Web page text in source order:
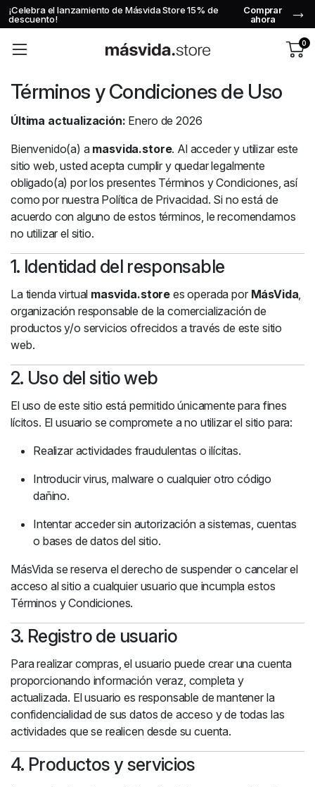
¡Celebra el lanzamiento de Másvida Store 15% de
descuento!
Comprar
ahora
0
Términos y Condiciones de Uso
Última actualización: Enero de 2026
Bienvenido(a) a masvida.store. Al acceder y utilizar este
sitio web, usted acepta cumplir y quedar legalmente
obligado(a) por los presentes Términos y Condiciones, así
como por nuestra Política de Privacidad. Si no está de
acuerdo con alguno de estos términos, le recomendamos
no utilizar el sitio.
1. Identidad del responsable
La tienda virtual masvida.store es operada por MásVida,
organización responsable de la comercialización de
productos y/o servicios ofrecidos a través de este sitio
web.
2. Uso del sitio web
El uso de este sitio está permitido únicamente para fines
lícitos. El usuario se compromete a no utilizar el sitio para:
Realizar actividades fraudulentas o ilícitas.
Introducir virus, malware o cualquier otro código
dañino.
Intentar acceder sin autorización a sistemas, cuentas
o bases de datos del sitio.
MásVida se reserva el derecho de suspender o cancelar el
acceso al sitio a cualquier usuario que incumpla estos
Términos y Condiciones.
3. Registro de usuario
Para realizar compras, el usuario puede crear una cuenta
proporcionando información veraz, completa y
actualizada. El usuario es responsable de mantener la
confidencialidad de sus datos de acceso y de todas las
actividades que se realicen desde su cuenta.
4. Productos y servicios